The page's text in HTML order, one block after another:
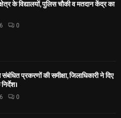
के विद्यालयों, पुलिस चौकी व मतदान केंद्र का
0
संबंधित प्रकरणों की समीक्षा, जिलाधिकारी ने दिए
0